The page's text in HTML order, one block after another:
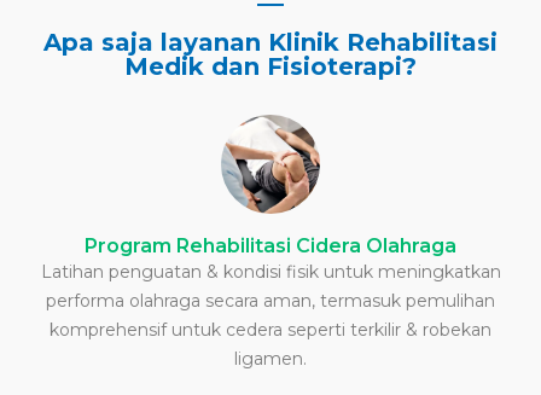
Apa saja layanan Klinik Rehabilitasi
Medik dan Fisioterapi?
Program Rehabilitasi Cidera Olahraga
Latihan penguatan & kondisi fisik untuk meningkatkan
performa olahraga secara aman, termasuk pemulihan
komprehensif untuk cedera seperti terkilir & robekan
ligamen.